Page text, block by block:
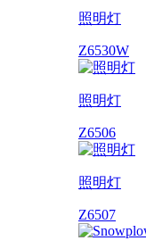
照明灯
Z6530W
照明灯
Z6506
照明灯
Z6507